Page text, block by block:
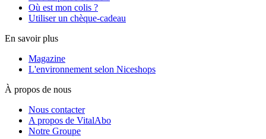
Où est mon colis ?
Utiliser un chèque-cadeau
En savoir plus
Magazine
L'environnement selon Niceshops
À propos de nous
Nous contacter
A propos de VitalAbo
Notre Groupe